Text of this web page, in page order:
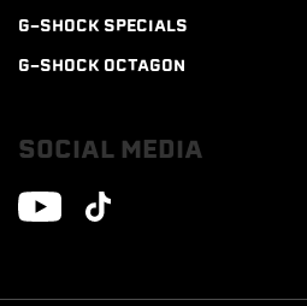
G-SHOCK SPECIALS
G-SHOCK OCTAGON
SOCIAL MEDIA